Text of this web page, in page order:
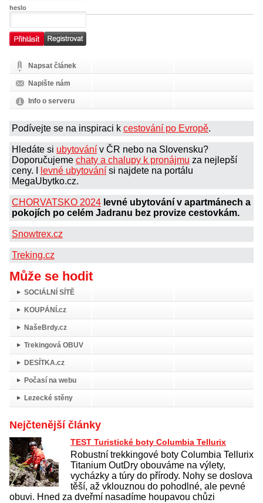
heslo
Napsat článek
Napište nám
Info o serveru
Podívejte se na inspiraci k cestování po Evropě.
Hledáte si ubytování v ČR nebo na Slovensku?
Doporučujeme chaty a chalupy k pronájmu za nejlepší
ceny. I
levné ubytování si najdete na portálu
MegaUbytko.cz.
CHORVATSKO 2024 levné ubytování v apartmánech a
pokojích po celém Jadranu bez provize cestovkám.
Snowtrex.cz
Treking.cz
Může se hodit
SOCIÁLNÍ SÍTĚ
KOUPÁNÍ.cz
NašeBrdy.cz
Trekingová OBUV
DESÍTKA.cz
Počasí na webu
Lezecké stěny
Nejčtenější články
TEST Turistické boty Columbia Tellurix
Robustní trekkingové boty Columbia Tellurix
Titanium OutDry obouváme na výlety,
vycházky a túry do přírody. Nohy se doslova
těší, až vklouznou do pohodlné, ale pevné
obuvi. Hned za dveřmí nasadíme houpavou chůzi